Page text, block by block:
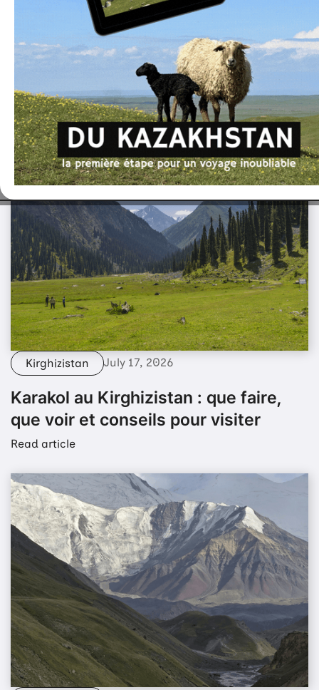
En savoir plus
Dans la même catégorie
Kirghizistan July 17, 2026
Karakol au Kirghizistan : que faire,
que voir et conseils pour visiter
Read article